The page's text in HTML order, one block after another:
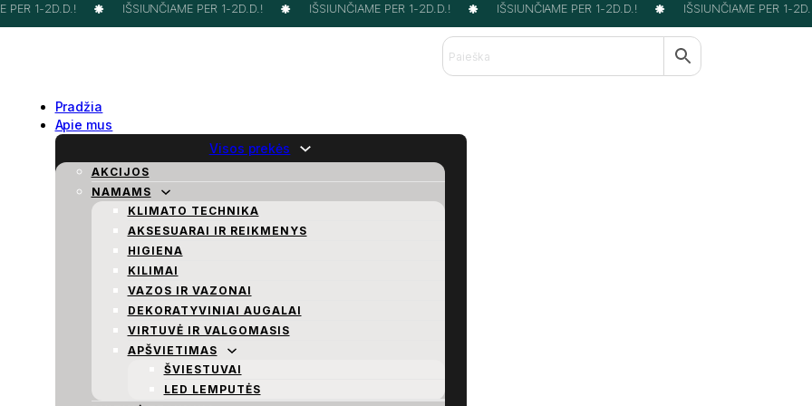
PER 1-2D.D.! IŠSIUNČIAME PER 1-2D.D.! IŠSIUNČIAME PER 1-2D.D.! IŠSIUNČIAME PER 1-2D.D.! IŠSIUNČIAME PER 1-
Pradžia
Apie mus
Visos prekės
AKCIJOS
NAMAMS
KLIMATO TECHNIKA
AKSESUARAI IR REIKMENYS
HIGIENA
KILIMAI
VAZOS IR VAZONAI
DEKORATYVINIAI AUGALAI
VIRTUVĖ IR VALGOMASIS
APŠVIETIMAS
ŠVIESTUVAI
LED LEMPUTĖS